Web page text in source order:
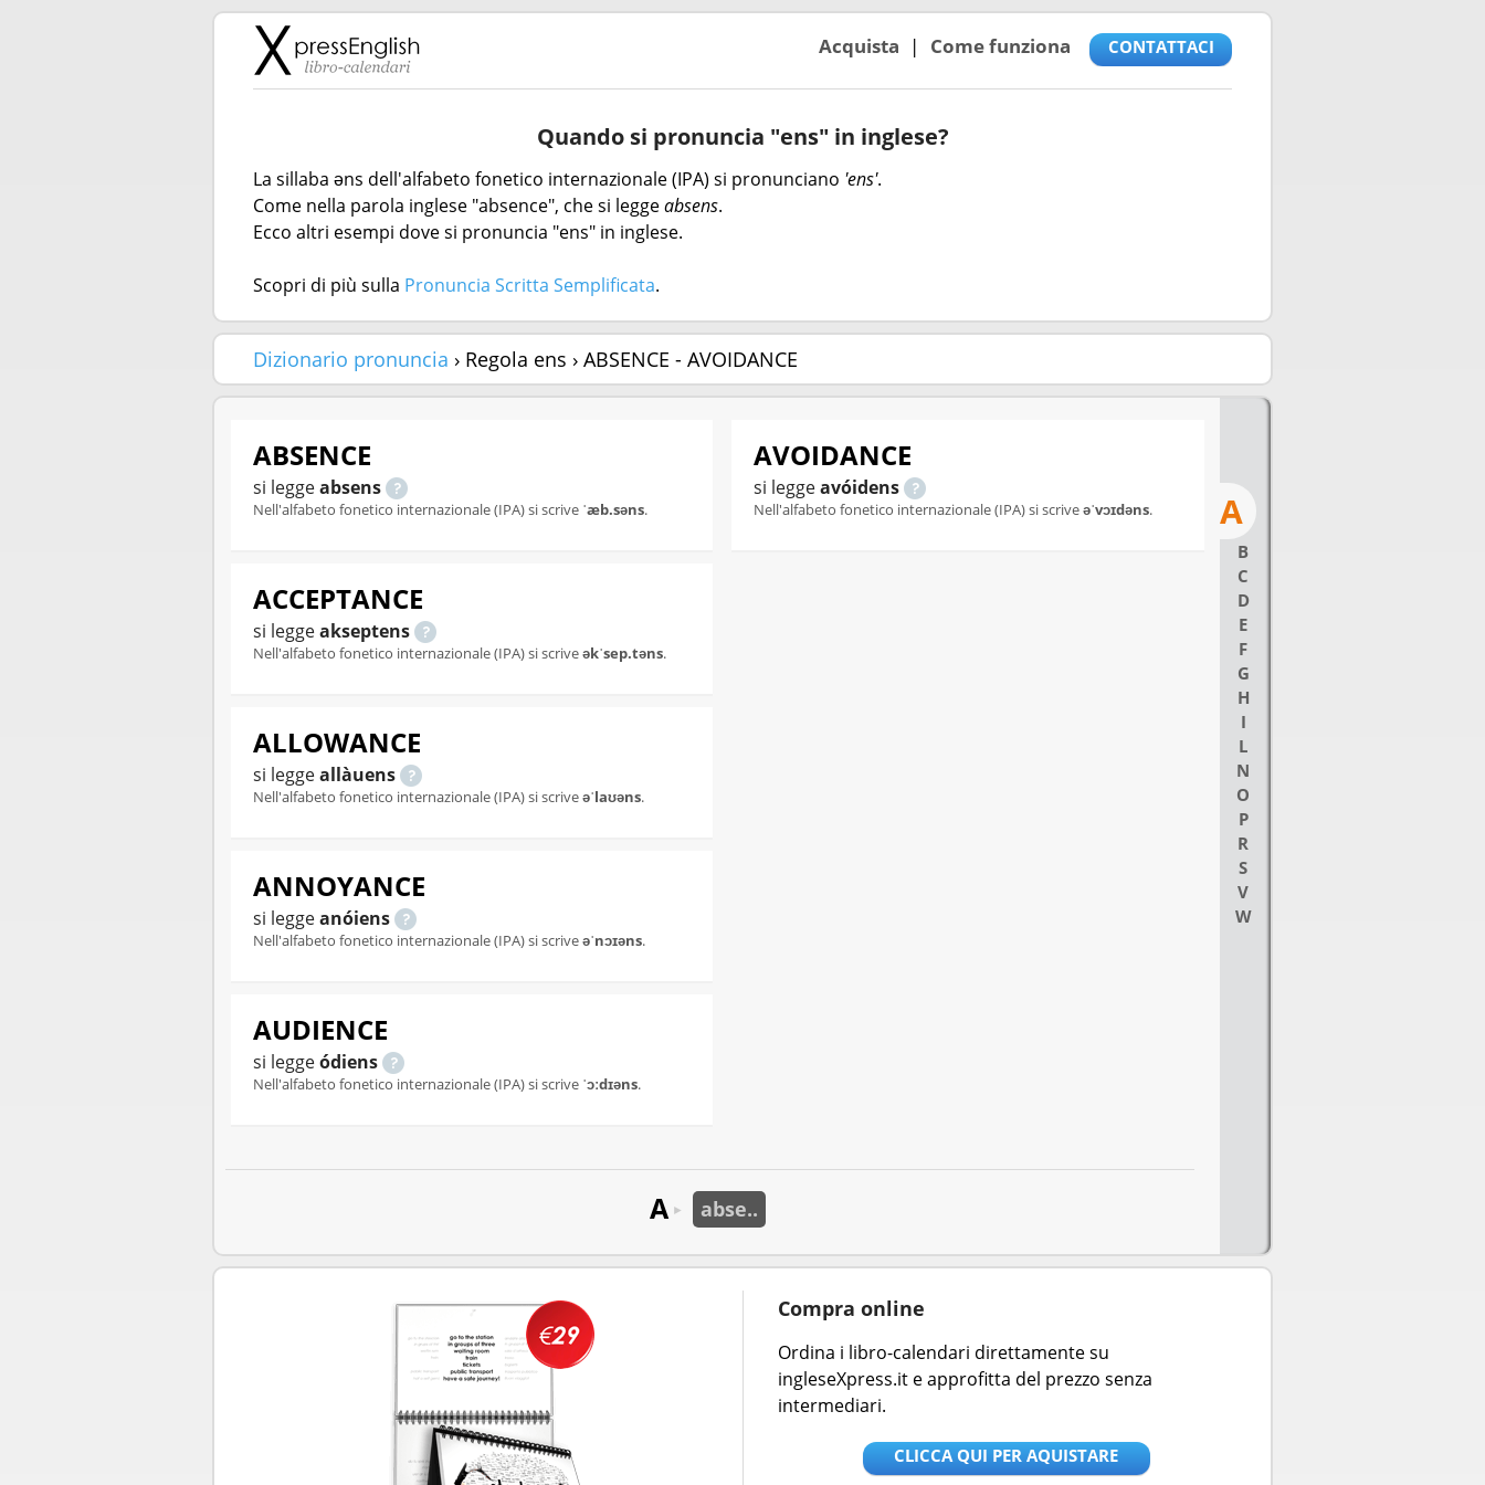
Acquista Come funziona CONTATTACI
Quando si pronuncia "ens" in inglese?
La sillaba əns dell'alfabeto fonetico internazionale (IPA) si pronunciano 'ens'.
Come nella parola inglese "absence", che si leggeabsens.
Ecco altri esempi dove si pronuncia "ens" in inglese.
Scopri di più sulla Pronuncia Scritta Semplificata.
Dizionario pronuncia › Regola ens › ABSENCE - AVOIDANCE
A
B
C
D
E
F
G
H
I
L
N
O
P
R
S
V
W
ABSENCE
si leggeabsens
Nell'alfabeto fonetico internazionale (IPA) si scrive ˈæb.səns.
ACCEPTANCE
si leggeakseptens
Nell'alfabeto fonetico internazionale (IPA) si scriveəkˈsep.təns.
ALLOWANCE
si leggeallàuens
Nell'alfabeto fonetico internazionale (IPA) si scriveəˈlaʊəns.
ANNOYANCE
si leggeanóiens
Nell'alfabeto fonetico internazionale (IPA) si scriveəˈnɔɪəns.
AUDIENCE
si leggeódiens
Nell'alfabeto fonetico internazionale (IPA) si scrive ˈɔːdɪəns.
AVOIDANCE
si leggeavóidens
Nell'alfabeto fonetico internazionale (IPA) si scriveəˈvɔɪdəns.
A ► abse..
Compra online
Ordina i libro-calendari direttamente su
ingleseXpress.it e approfitta del prezzo senza
intermediari.
CLICCA QUI PER AQUISTARE